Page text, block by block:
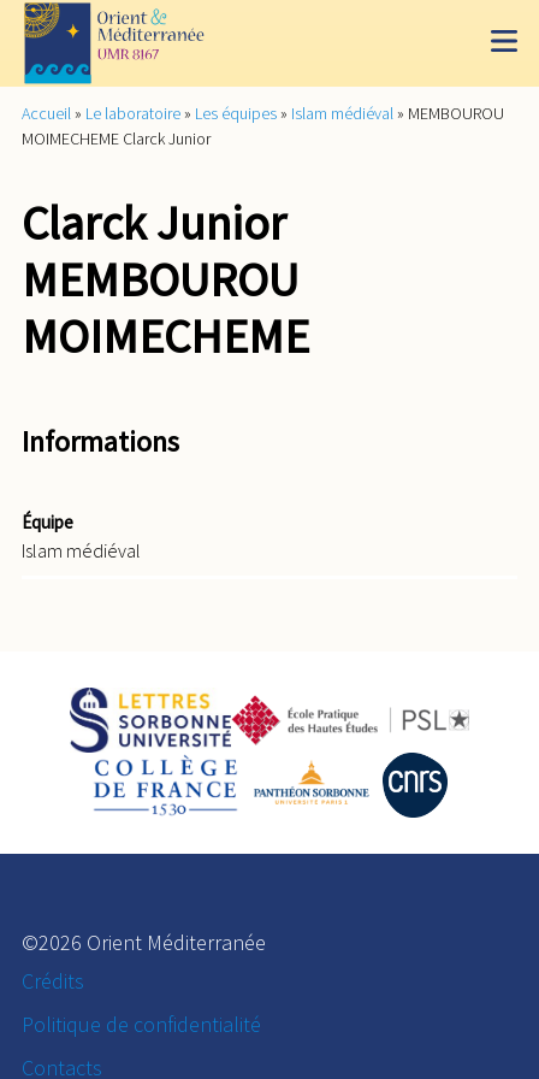
Accueil » Le laboratoire » Les équipes » Islam médiéval » MEMBOUROU
MOIMECHEME Clarck Junior
Clarck Junior
MEMBOUROU
MOIMECHEME
Informations
Équipe
Islam médiéval
©2026 Orient Méditerranée
Crédits
Politique de confidentialité
Contacts